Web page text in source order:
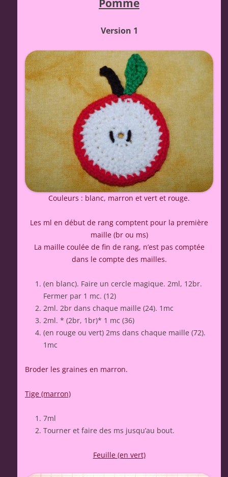
Pomme
Version 1
Couleurs : blanc, marron et vert et rouge.
Les ml en début de rang comptent pour la première
maille (br ou ms)
La maille coulée de fin de rang, n’est pas comptée
dans le compte des mailles.
(en blanc). Faire un cercle magique. 2ml, 12br.
Fermer par 1 mc. (12)
2ml. 2br dans chaque maille (24). 1mc
2ml. * (2br, 1br)* 1 mc (36)
(en rouge ou vert) 2ms dans chaque maille (72).
1mc
Broder les graines en marron.
Tige (marron)
7ml
Tourner et faire des ms jusqu’au bout.
Feuille (en vert)